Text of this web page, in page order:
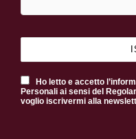
Ho letto e accetto
Personali ai sensi del
voglio iscrivermi alla